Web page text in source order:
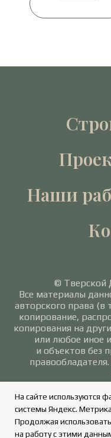
На сайте используются
системы Яндекс.
Продолжая
на работу с этими
Наши
© Тверской
Все материалы
авторского права (в
копирование,
копирования на
или любое иное
и объектов без
Политика в
данных/